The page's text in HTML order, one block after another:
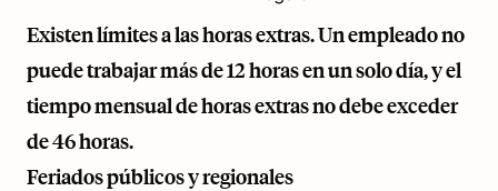
Existen límites a las horas extras. Un empleado no
puede trabajar más de 12 horas en un solo día, y el
tiempo mensual de horas extras no debe exceder
de 46 horas.
Feriados públicos y regionales